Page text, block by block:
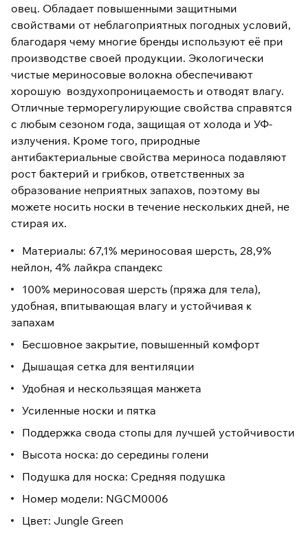
овец. Обладает повышенными защитными
свойствами от неблагоприятных погодных условий,
благодаря чему многие бренды используют её при
производстве своей продукции. Экологически
чистые мериносовые волокна обеспечивают
хорошую воздухопроницаемость и отводят влагу.
Отличные терморегулирующие свойства справятся
с любым сезоном года, защищая от холода и УФ-
излучения. Кроме того, природные
антибактериальные свойства мериноса подавляют
рост бактерий и грибков, ответственных за
образование неприятных запахов, поэтому вы
можете носить носки в течение нескольких дней, не
стирая их.
Материалы: 67,1% мериносовая шерсть, 28,9%
нейлон, 4% лайкра спандекс
100% мериносовая шерсть (пряжа для тела),
удобная, впитывающая влагу и устойчивая к
запахам
Бесшовное закрытие, повышенный комфорт
Дышащая сетка для вентиляции
Удобная и нескользящая манжета
Усиленные носки и пятка
Поддержка свода стопы для лучшей устойчивости
Высота носка: до середины голени
Подушка для носка: Средняя подушка
Номер модели: NGCM0006
Цвет: Jungle Green